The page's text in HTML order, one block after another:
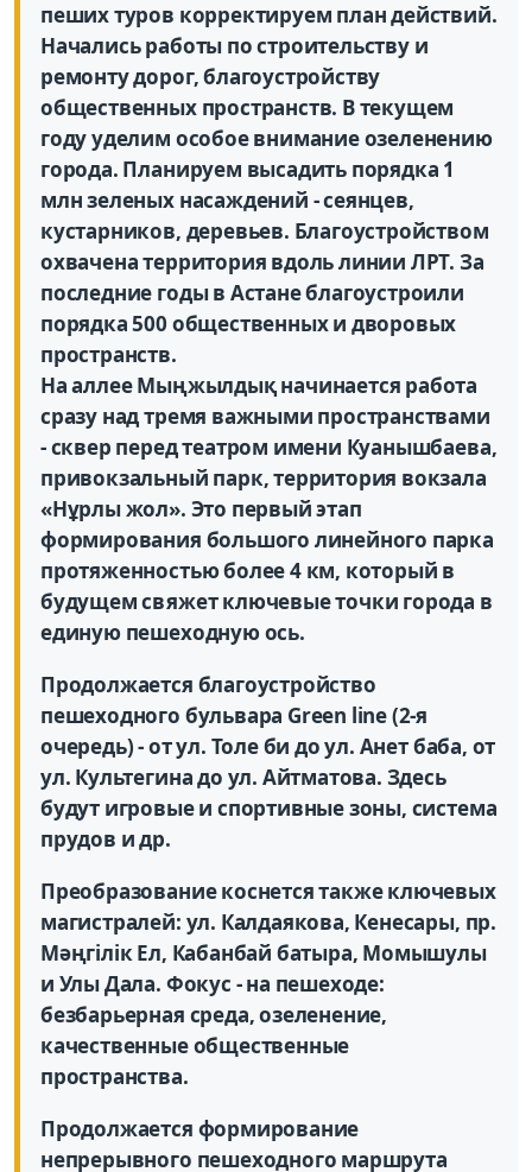
пеших туров корректируем план действий.
Начались работы по строительству и
ремонту дорог, благоустройству
общественных пространств. В текущем
году уделим особое внимание озеленению
города. Планируем высадить порядка 1
млн зеленых насаждений - сеянцев,
кустарников, деревьев. Благоустройством
охвачена территория вдоль линии ЛРТ. За
последние годы в Астане благо­устроили
порядка 500 общественных и дворовых
пространств.
На аллее Мыңжылдық начинается работа
сразу над тремя важными пространствами
- сквер перед театром имени Куанышбаева,
привокзальный парк, территория вокзала
«Нұрлы жол». Это первый этап
формирования большого линейного парка
протяженностью более 4 км, который в
будущем свяжет ключевые точки города в
единую пешеходную ось.
Продолжается благоустройство
пешеходного бульвара Green line (2-я
очередь) - от ул. Толе би до ул. Анет баба, от
ул. Культегина до ул. Айтматова. Здесь
будут игровые и спортивные зоны, система
прудов и др.
Преобразование коснется также ключевых
магистралей: ул. Калдаякова, Кенесары, пр.
Мәңгілік Ел, Кабанбай батыра, Момышулы
и Улы Дала. Фокус - на пешеходе:
безбарьерная среда, озеленение,
качественные общественные
пространства.
Продолжается формирование
непрерывного пешеходного маршрута